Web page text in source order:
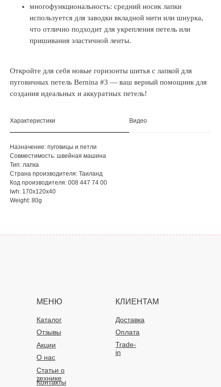
многофункциональность: средний носик лапки
используется для заводки вкладной нити или шнурка,
что отлично подходит для укрепления петель или
пришивания эластичной ленты.
Откройте для себя новые горизонты шитья с лапкой для
пуговичных петель Bernina #3 — ваш верный помощник для
создания идеальных и аккуратных петель!
Характеристики Видео
Назначение: пуговицы и петли
Совместимость: швейная машина
Тип: лапка
Страна производителя: Таиланд
Код производителя: 008 447 74 00
lwh: 170x120x40
Weight: 80g
МЕНЮ КЛИЕНТАМ
Каталог
О нас
Доставка
Статьи о
технике
Оплата
Отзывы
Акции
Контакты
Trade-
in